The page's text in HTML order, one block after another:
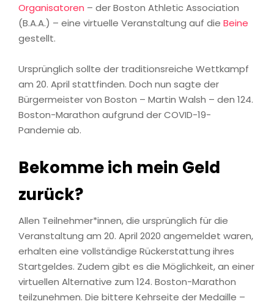
Organisatoren – der Boston Athletic Association
(B.A.A.) – eine virtuelle Veranstaltung auf die Beine
gestellt.
Ursprünglich sollte der traditionsreiche Wettkampf
am 20. April stattfinden. Doch nun sagte der
Bürgermeister von Boston – Martin Walsh – den 124.
Boston-Marathon aufgrund der COVID-19-
Pandemie ab.
Bekomme ich mein Geld
zurück?
Allen Teilnehmer*innen, die ursprünglich für die
Veranstaltung am 20. April 2020 angemeldet waren,
erhalten eine vollständige Rückerstattung ihres
Startgeldes. Zudem gibt es die Möglichkeit, an einer
virtuellen Alternative zum 124. Boston-Marathon
teilzunehmen. Die bittere Kehrseite der Medaille –